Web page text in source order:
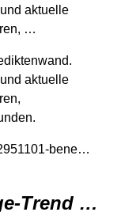
aktuelle
…
aktuelle
bene…
Trend …